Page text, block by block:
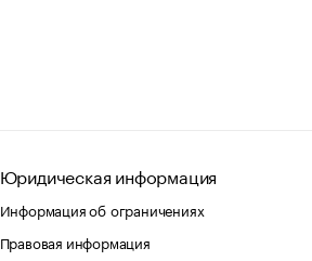
Юридическая информация
Информация об ограничениях
Правовая информация